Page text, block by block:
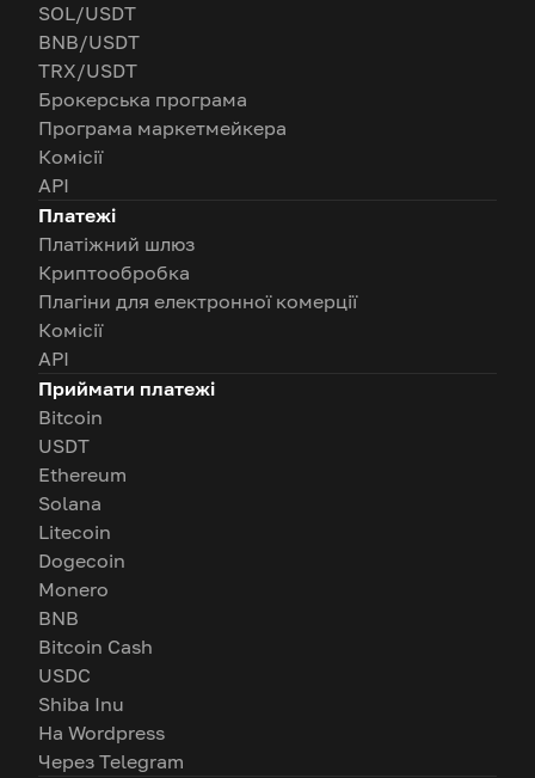
SOL/USDT
BNB/USDT
TRX/USDT
Брокерська програма
Програма маркетмейкера
Комісії
API
Платежі
Платіжний шлюз
Криптообробка
Плагіни для електронної комерції
Комісії
API
Приймати платежі
Bitcoin
USDT
Ethereum
Solana
Litecoin
Dogecoin
Monero
BNB
Bitcoin Cash
USDC
Shiba Inu
На Wordpress
Через Telegram